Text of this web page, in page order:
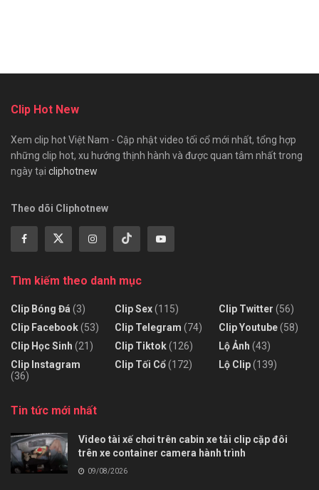
Clip Hot New
Xem clip hot Việt Nam - Cập nhật video tối cổ mới nhất, tổng hợp
những clip hot, xu hướng thịnh hành và được quan tâm nhất trong
ngày tại cliphotnew
Theo dõi Cliphotnew
Tìm kiếm theo danh mục
Clip Bóng Đá (3)
Clip Facebook(53)
Clip Học Sinh (21)
Clip Instagram
(36)
Clip Sex(115)
Clip Telegram (74)
Clip Tiktok(126)
Clip Tối Cổ(172)
Clip Twitter (56)
Clip Youtube(58)
Lộ Ảnh (43)
Lộ Clip(139)
Tin tức mới nhất
Video tài xế chơi trên cabin xe tải clip cặp đôi
trên xe container camera hành trình
09/08/2026